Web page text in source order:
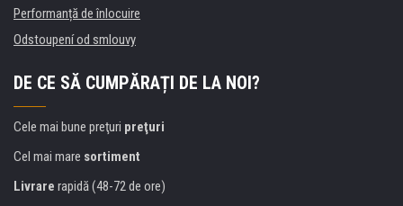
Performanță de înlocuire
Odstoupení od smlouvy
DE CE SĂ CUMPĂRAȚI DE LA NOI?
Cele mai bune preţuri preţuri
Cel mai mare sortiment
Livrare rapidă (48-72 de ore)